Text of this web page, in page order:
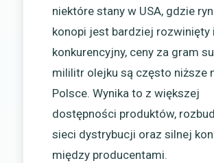
niektóre stany w USA, gdzie
konopi jest bardziej rozwinięty i
konkurencyjny, ceny za gram
mililitr olejku są często niższe
Polsce. Wynika to z większej
dostępności produktów,
sieci dystrybucji oraz silnej
między producentami.